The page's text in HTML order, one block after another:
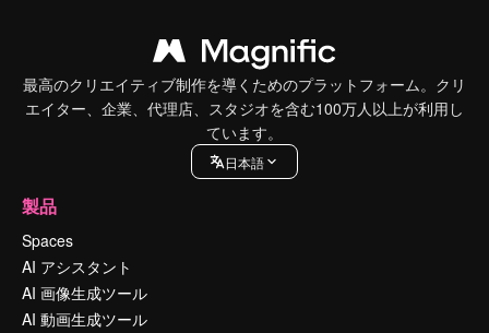
最高のクリエイティブ制作を導くためのプラットフォーム。クリ
エイター、企業、代理店、スタジオを含む100万人以上が利用し
ています。
日本語
製品
Spaces
AI アシスタント
AI 画像生成ツール
AI 動画生成ツール